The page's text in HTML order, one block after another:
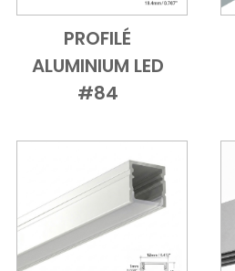
Add to CartVue d'ensemble
PROFILÉ
ALUMINIUM LED
#84